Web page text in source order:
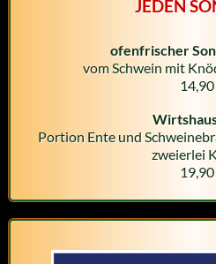
JEDEN
ofenfrischer
vom Schwein mit
Portion Ente und
zweierlei